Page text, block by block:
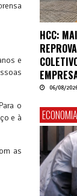
e
o
e à
as
HCC:
06/08/
ECONOMIA